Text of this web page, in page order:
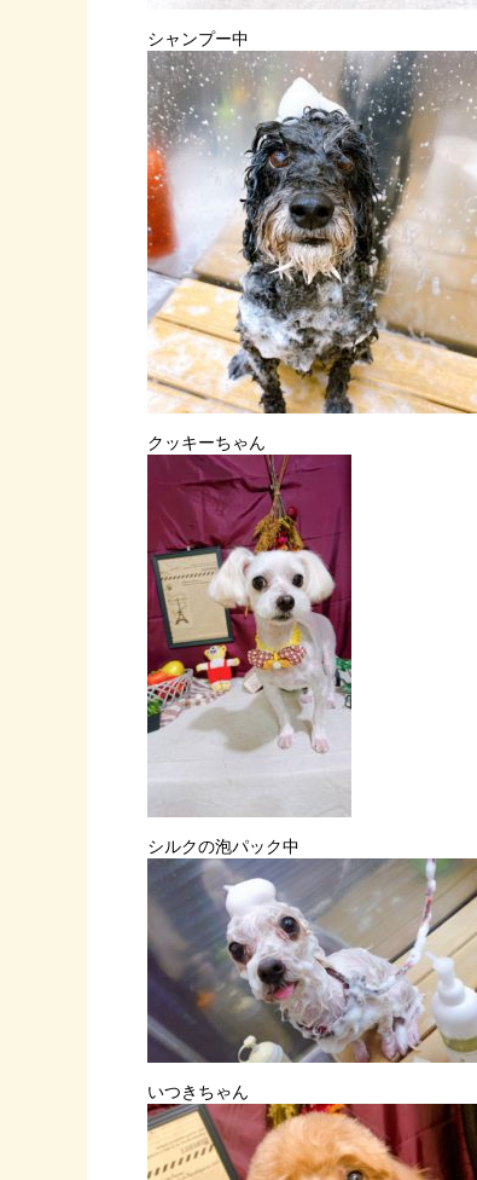
シャンプー中
クッキーちゃん
シルクの泡パック中
いつきちゃん